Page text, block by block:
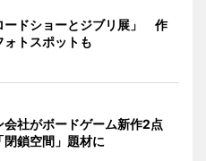
ードショーとジブリ展」 作
トスポットも
会社がボードゲーム新作2点
閉鎖空間」題材に